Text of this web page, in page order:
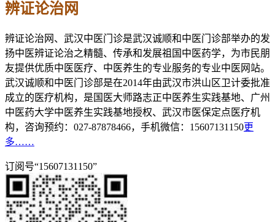
辨证论治网
辨证论治网、武汉中医门诊是武汉诚顺和中医门诊部举办的发
扬中医辨证论治之精髓、传承和发展祖国中医药学，为市民朋
友提供优质中医医疗、中医养生的专业服务的专业中医网站。
武汉诚顺和中医门诊部是在2014年由武汉市洪山区卫计委批准
成立的医疗机构，是国医大师路志正中医养生实践基地、广州
中医药大学中医养生实践基地授权、武汉市医保定点医疗机
构，咨询预约：027-87878466，手机微信：15607131150更
多……
订阅号“15607131150”